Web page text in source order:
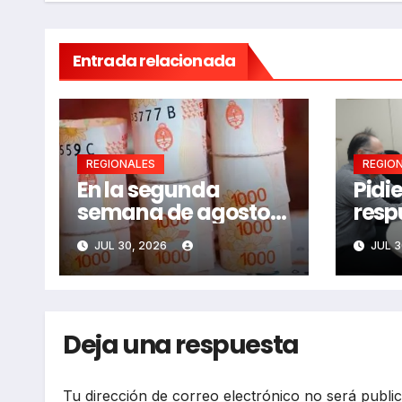
Entrada relacionada
REGIONALES
En la segunda
semana de agosto
se llamaría a
paritarias
JUL 30, 2026 JUL
Deja una respuesta
Tu dirección de correo electrónico no será